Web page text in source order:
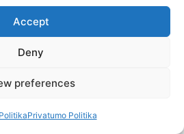
Accept
Deny
preferences
Privatumo Politika
įžvalgos šiame
lietuviškai.